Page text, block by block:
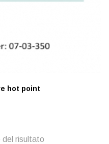
hot point
del risultato